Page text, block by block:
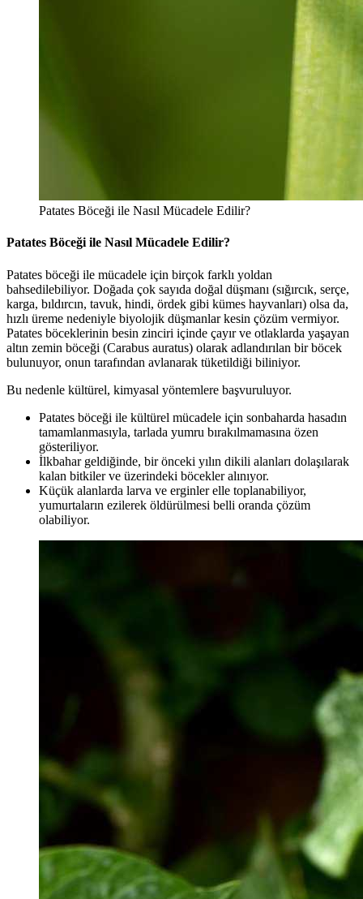
Patates Böceği ile Nasıl Mücadele Edilir?
Patates Böceği ile Nasıl Mücadele Edilir?
Patates böceği ile mücadele için birçok farklı yoldan
bahsedilebiliyor. Doğada çok sayıda doğal düşmanı (sığırcık, serçe,
karga, bıldırcın, tavuk, hindi, ördek gibi kümes hayvanları) olsa da,
hızlı üreme nedeniyle biyolojik düşmanlar kesin çözüm vermiyor.
Patates böceklerinin besin zinciri içinde çayır ve otlaklarda yaşayan
altın zemin böceği (Carabus auratus) olarak adlandırılan bir böcek
bulunuyor, onun tarafından avlanarak tüketildiği biliniyor.
Bu nedenle kültürel, kimyasal yöntemlere başvuruluyor.
Patates böceği ile kültürel mücadele için sonbaharda hasadın
tamamlanmasıyla, tarlada yumru bırakılmamasına özen
gösteriliyor.
İlkbahar geldiğinde, bir önceki yılın dikili alanları dolaşılarak
kalan bitkiler ve üzerindeki böcekler alınıyor.
Küçük alanlarda larva ve erginler elle toplanabiliyor,
yumurtaların ezilerek öldürülmesi belli oranda çözüm
olabiliyor.